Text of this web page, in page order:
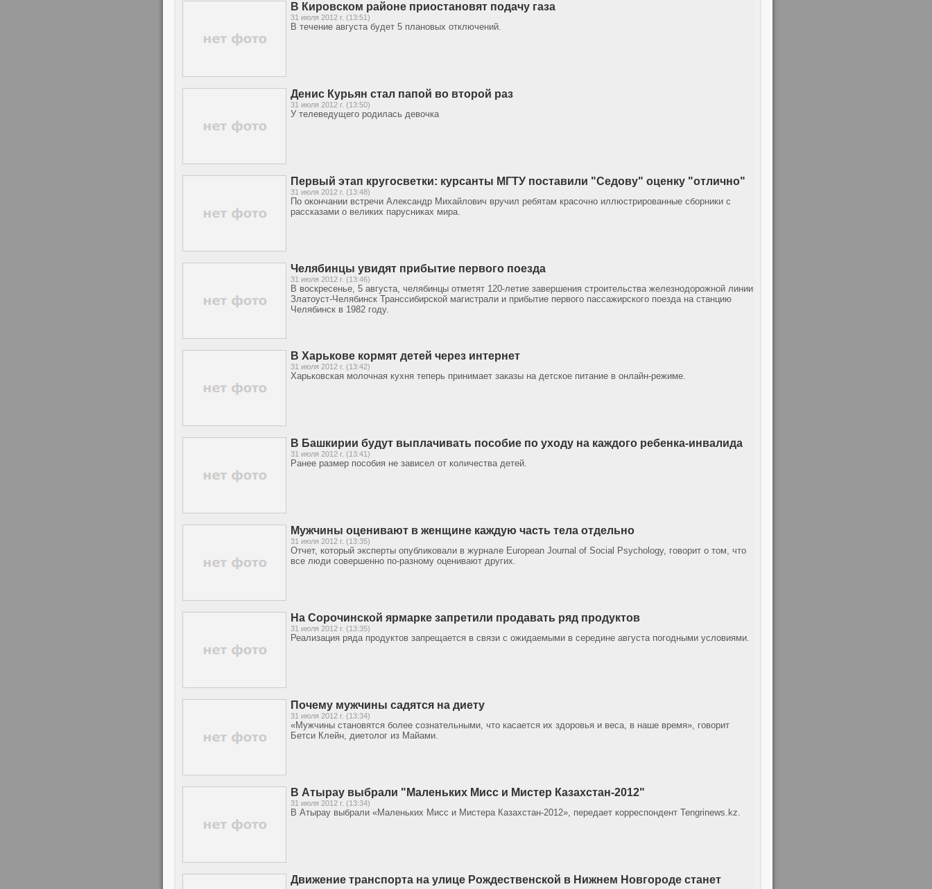
В Кировском районе приостановят подачу газа
31 июля 2012 г. (13:51)
В течение августа будет 5 плановых отключений.
Денис Курьян стал папой во второй раз
31 июля 2012 г. (13:50)
У телеведущего родилась девочка
Первый этап кругосветки: курсанты МГТУ поставили "Седову" оценку "отлично"
31 июля 2012 г. (13:48)
По окончании встречи Александр Михайлович вручил ребятам красочно иллюстрированные сборники с
рассказами о великих парусниках мира.
Челябинцы увидят прибытие первого поезда
31 июля 2012 г. (13:46)
В воскресенье, 5 августа, челябинцы отметят 120-летие завершения строительства железнодорожной линии
Златоуст-Челябинск Транссибирской магистрали и прибытие первого пассажирского поезда на станцию
Челябинск в 1982 году.
В Харькове кормят детей через интернет
31 июля 2012 г. (13:42)
Харьковская молочная кухня теперь принимает заказы на детское питание в онлайн-режиме.
В Башкирии будут выплачивать пособие по уходу на каждого ребенка-инвалида
31 июля 2012 г. (13:41)
Ранее размер пособия не зависел от количества детей.
Мужчины оценивают в женщине каждую часть тела отдельно
31 июля 2012 г. (13:35)
Отчет, который эксперты опубликовали в журнале European Journal of Social Psychology, говорит о том, что
все люди совершенно по-разному оценивают других.
На Сорочинской ярмарке запретили продавать ряд продуктов
31 июля 2012 г. (13:35)
Реализация ряда продуктов запрещается в связи с ожидаемыми в середине августа погодными условиями.
Почему мужчины садятся на диету
31 июля 2012 г. (13:34)
«Мужчины становятся более сознательными, что касается их здоровья и веса, в наше время», говорит
Бетси Клейн, диетолог из Майами.
В Атырау выбрали "Маленьких Мисс и Мистер Казахстан-2012"
31 июля 2012 г. (13:34)
В Атырау выбрали «Маленьких Мисс и Мистера Казахстан-2012», передает корреспондент Tengrinews.kz.
Движение транспорта на улице Рождественской в Нижнем Новгороде станет